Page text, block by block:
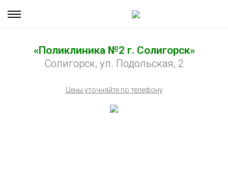
«Поликлиника №2 г. Солигорск»
Солигорск, ул. Подольская, 2
Цены уточняйте по телефону